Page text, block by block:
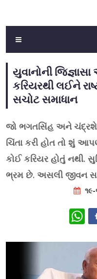
યુવાનોની
કરિયરથી લઈને
સચોટ સમાધાન
જો ભગતસિંહ અને
ચિંતા કરી હોત તો શું
કોઈ કરિયર હોતું નથી.
ભ્રમ છે. અસલી જીવન